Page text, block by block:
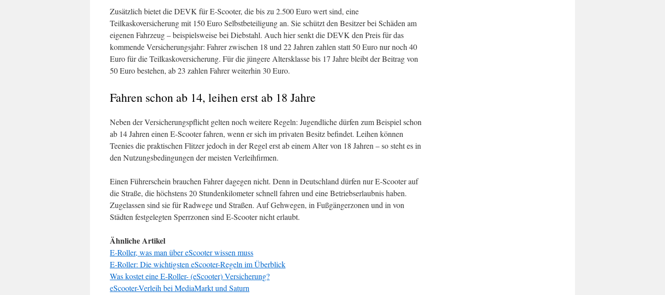
Zusätzlich bietet die DEVK für E-Scooter, die bis zu 2.500 Euro wert sind, eine
Teilkaskoversicherung mit 150 Euro Selbstbeteiligung an. Sie schützt den Besitzer bei Schäden am
eigenen Fahrzeug – beispielsweise bei Diebstahl. Auch hier senkt die DEVK den Preis für das
kommende Versicherungsjahr: Fahrer zwischen 18 und 22 Jahren zahlen statt 50 Euro nur noch 40
Euro für die Teilkaskoversicherung. Für die jüngere Altersklasse bis 17 Jahre bleibt der Beitrag von
50 Euro bestehen, ab 23 zahlen Fahrer weiterhin 30 Euro.
Fahren schon ab 14, leihen erst ab 18 Jahre
Neben der Versicherungspflicht gelten noch weitere Regeln: Jugendliche dürfen zum Beispiel schon
ab 14 Jahren einen E-Scooter fahren, wenn er sich im privaten Besitz befindet. Leihen können
Teenies die praktischen Flitzer jedoch in der Regel erst ab einem Alter von 18 Jahren – so steht es in
den Nutzungsbedingungen der meisten Verleihfirmen.
Einen Führerschein brauchen Fahrer dagegen nicht. Denn in Deutschland dürfen nur E-Scooter auf
die Straße, die höchstens 20 Stundenkilometer schnell fahren und eine Betriebserlaubnis haben.
Zugelassen sind sie für Radwege und Straßen. Auf Gehwegen, in Fußgängerzonen und in von
Städten festgelegten Sperrzonen sind E-Scooter nicht erlaubt.
Ähnliche Artikel
E-Roller, was man über eScooter wissen muss
E-Roller: Die wichtigsten eScooter-Regeln im Überblick
Was kostet eine E-Roller- (eScooter) Versicherung?
eScooter-Verleih bei MediaMarkt und Saturn